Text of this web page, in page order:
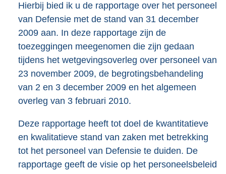
Hierbij bied ik u de rapportage over het personeel
van Defensie met de stand van 31 december
2009 aan. In deze rapportage zijn de
toezeggingen meegenomen die zijn gedaan
tijdens het wetgevingsoverleg over personeel van
23 november 2009, de begrotingsbehandeling
van 2 en 3 december 2009 en het algemeen
overleg van 3 februari 2010.
Deze rapportage heeft tot doel de kwantitatieve
en kwalitatieve stand van zaken met betrekking
tot het personeel van Defensie te duiden. De
rapportage geeft de visie op het personeelsbeleid